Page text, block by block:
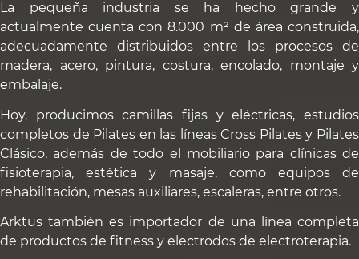
La pequeña industria se ha hecho grande y
actualmente cuenta con 8.000 m² de área construida,
adecuadamente distribuidos entre los procesos de
madera, acero, pintura, costura, encolado, montaje y
embalaje.
Hoy, producimos camillas fijas y eléctricas, estudios
completos de Pilates en las líneas Cross Pilates y Pilates
Clásico, además de todo el mobiliario para clínicas de
fisioterapia, estética y masaje, como equipos de
rehabilitación, mesas auxiliares, escaleras, entre otros.
Arktus también es importador de una línea completa
de productos de fitness y electrodos de electroterapia.